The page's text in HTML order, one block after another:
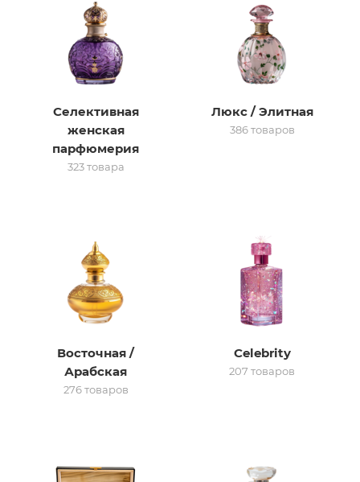
сертификат
Селективная
женская
парфюмерия
323 товара
Люкс / Элитная
386 товаров
Восточная /
Арабская
276 товаров
Celebrity
207 товаров